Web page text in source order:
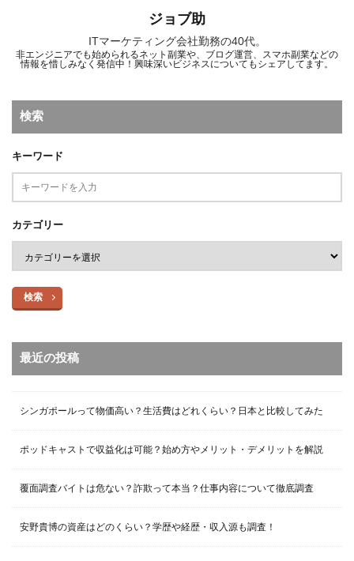
ジョブ助
ITマーケティング会社勤務の40代。
非エンジニアでも始められるネット副業や、ブログ運営、スマホ副業などの
情報を惜しみなく発信中！興味深いビジネスについてもシェアしてます。
検索
キーワード
カテゴリー
検索
最近の投稿
シンガポールって物価高い？生活費はどれくらい？日本と比較してみた
ポッドキャストで収益化は可能？始め方やメリット・デメリットを解説
覆面調査バイトは危ない？詐欺って本当？仕事内容について徹底調査
安野貴博の資産はどのくらい？学歴や経歴・収入源も調査！